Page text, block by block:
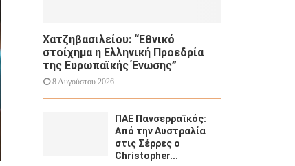
Χατζηβασιλείου: “Εθνικό
στοίχημα η Ελληνική Προεδρία
της Ευρωπαϊκής Ένωσης”
8 Αυγούστου 2026
ΠΑΕ Πανσερραϊκός:
Από την Αυστραλία
στις Σέρρες ο
Christopher...